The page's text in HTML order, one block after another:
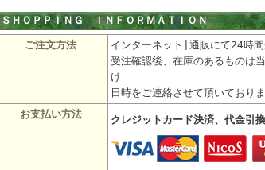
ＳＨＯＰＰＩＮＧ ＩＮＦＯＲＭＡＴＩＯＮ
ご注文方法
インターネット|通販にて24時間
受注確認後、在庫のあるものは
け
日時をご連絡させて頂いておりま
お支払い方法
クレジットカード決済、代金引